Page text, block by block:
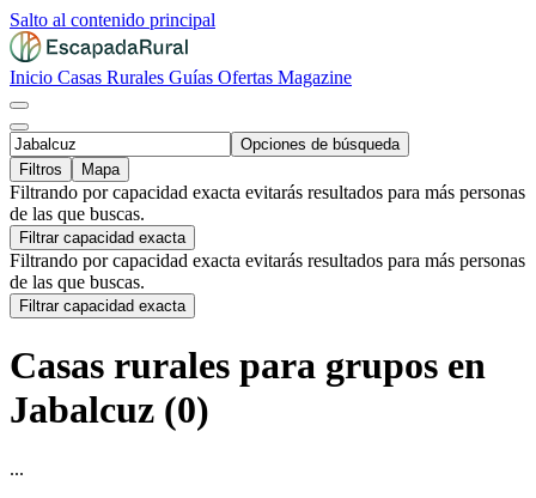
Salto al contenido principal
Inicio Casas Rurales Guías Ofertas Magazine
Opciones de búsqueda
Filtros
Mapa
Filtrando por capacidad exacta evitarás resultados para más personas
de las que buscas.
Filtrar capacidad exacta
Filtrando por capacidad exacta evitarás resultados para más personas
de las que buscas.
Filtrar capacidad exacta
Casas rurales para grupos en
Jabalcuz (0)
...